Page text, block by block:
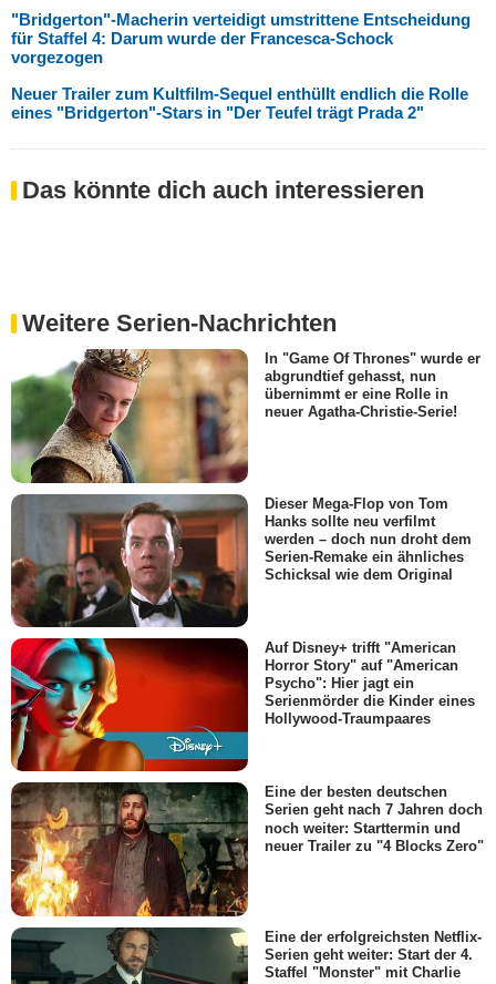
"Bridgerton"-Macherin verteidigt umstrittene Entscheidung
für Staffel 4: Darum wurde der Francesca-Schock
vorgezogen
Neuer Trailer zum Kultfilm-Sequel enthüllt endlich die Rolle
eines "Bridgerton"-Stars in "Der Teufel trägt Prada 2"
Das könnte dich auch interessieren
Weitere Serien-Nachrichten
In "Game Of Thrones" wurde er
abgrundtief gehasst, nun
übernimmt er eine Rolle in
neuer Agatha-Christie-Serie!
Dieser Mega-Flop von Tom
Hanks sollte neu verfilmt
werden – doch nun droht dem
Serien-Remake ein ähnliches
Schicksal wie dem Original
Auf Disney+ trifft "American
Horror Story" auf "American
Psycho": Hier jagt ein
Serienmörder die Kinder eines
Hollywood-Traumpaares
Eine der besten deutschen
Serien geht nach 7 Jahren doch
noch weiter: Starttermin und
neuer Trailer zu "4 Blocks Zero"
Eine der erfolgreichsten Netflix-
Serien geht weiter: Start der 4.
Staffel "Monster" mit Charlie